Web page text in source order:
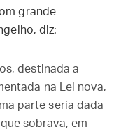
grande
diz:
destinada a
na Lei nova,
parte seria dada
sobrava, em